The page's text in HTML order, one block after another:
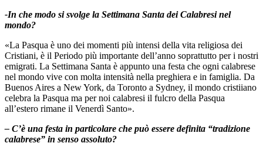
-In che modo si svolge la Settimana Santa dei Calabresi nel
mondo?
«La Pasqua è uno dei momenti più intensi della vita religiosa dei
Cristiani, è il Periodo più importante dell’anno soprattutto per i nostri
emigrati. La Settimana Santa è appunto una festa che ogni calabrese
nel mondo vive con molta intensità nella preghiera e in famiglia. Da
Buenos Aires a New York, da Toronto a Sydney, il mondo cristiiano
celebra la Pasqua ma per noi calabresi il fulcro della Pasqua
all’estero rimane il Venerdì Santo».
– C’è una festa in particolare che può essere definita “tradizione
calabrese” in senso assoluto?